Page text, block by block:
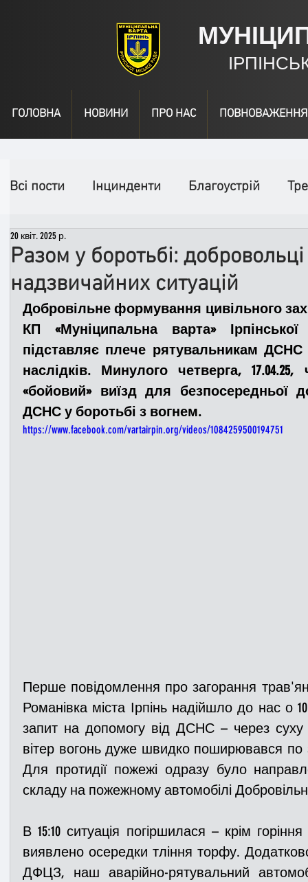
ГОЛОВНА НОВИНИ ПРО НАС ПОВНОВАЖЕННЯ
Всі пости Інцинденти Благоустрій
День народження
Спільні заходи Надзвичайні заходи
Медицина Новини ДТП
Адмінпротокол Свята
Разом у боротьбі:
надзвичайних ситуацій
20 квіт. 2025 р.
Добровільне формування цивільного
КП «Муніципальна варта»
підставляє плече рятувальникам ДСНС
наслідків. Минулого четверга,
«бойовий» виїзд для безпосередньої
ДСНС у боротьбі з вогнем.
https://www.facebook.com/vartairpin.org/videos/1084259500194751
Перше повідомлення про загорання
Романівка міста Ірпінь надійшло до нас о
запит на допомогу від ДСНС – через суху
вітер вогонь дуже швидко поширювався по
Для протидії пожежі одразу було
складу на пожежному автомобілі
В 15:10 ситуація погіршилася – крім
виявлено осередки тління торфу.
ДФЦЗ, наш аварійно-рятувальний